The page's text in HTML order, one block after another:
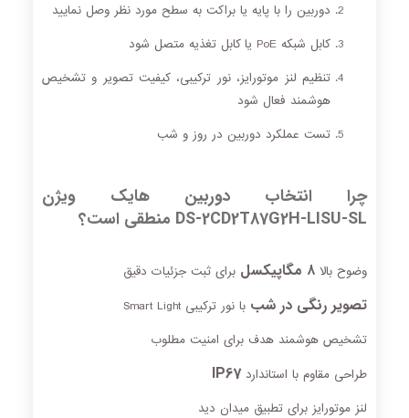
دوربین را با پایه یا براکت به سطح مورد نظر وصل نمایید
کابل شبکه PoE یا کابل تغذیه متصل شود
تنظیم لنز موتورایز، نور ترکیبی، کیفیت تصویر و تشخیص
هوشمند فعال شود
تست عملکرد دوربین در روز و شب
چرا انتخاب دوربین هایک ویژن
DS‑2CD2T87G2H‑LISU‑SL منطقی است؟
وضوح بالا ۸ مگاپیکسل برای ثبت جزئیات دقیق
تصویر رنگی در شب با نور ترکیبی Smart Light
تشخیص هوشمند هدف برای امنیت مطلوب
طراحی مقاوم با استانداردIP67
لنز موتورایز برای تطبیق میدان دید